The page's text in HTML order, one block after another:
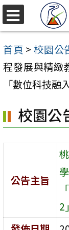
跳
至
主
要
區
首頁 > 校園公
程發展與精緻
「數位科技融
校園公
公告主旨
2」
選
單